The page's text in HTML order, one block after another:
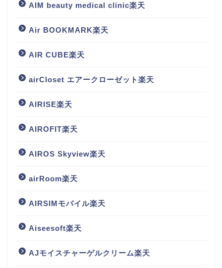
AIM beauty medical clinic楽天
Air BOOKMARK楽天
AIR CUBE楽天
airCloset エアークローゼット楽天
AIRISE楽天
AIROFIT楽天
AIROS Skyview楽天
airRoom楽天
AIRSIMモバイル楽天
Aiseesoft楽天
AJモイスチャーゲルクリーム楽天